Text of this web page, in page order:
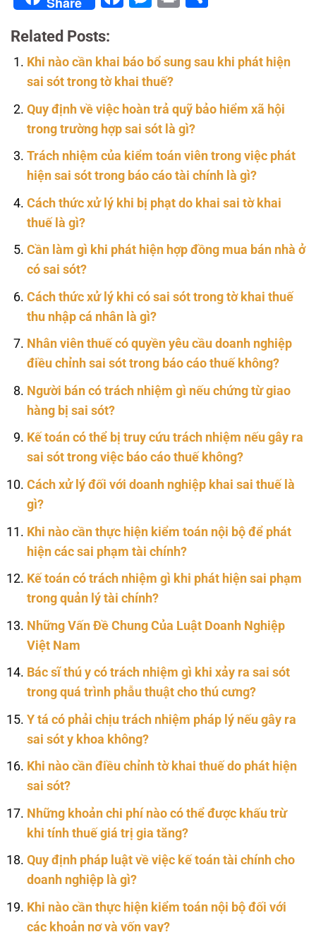
Related Posts:
Khi nào cần khai báo bổ sung sau khi phát hiện
sai sót trong tờ khai thuế?
Quy định về việc hoàn trả quỹ bảo hiểm xã hội
trong trường hợp sai sót là gì?
Trách nhiệm của kiểm toán viên trong việc phát
hiện sai sót trong báo cáo tài chính là gì?
Cách thức xử lý khi bị phạt do khai sai tờ khai
thuế là gì?
Cần làm gì khi phát hiện hợp đồng mua bán nhà ở
có sai sót?
Cách thức xử lý khi có sai sót trong tờ khai thuế
thu nhập cá nhân là gì?
Nhân viên thuế có quyền yêu cầu doanh nghiệp
điều chỉnh sai sót trong báo cáo thuế không?
Người bán có trách nhiệm gì nếu chứng từ giao
hàng bị sai sót?
Kế toán có thể bị truy cứu trách nhiệm nếu gây ra
sai sót trong việc báo cáo thuế không?
Cách xử lý đối với doanh nghiệp khai sai thuế là
gì?
Khi nào cần thực hiện kiểm toán nội bộ để phát
hiện các sai phạm tài chính?
Kế toán có trách nhiệm gì khi phát hiện sai phạm
trong quản lý tài chính?
Những Vấn Đề Chung Của Luật Doanh Nghiệp
Việt Nam
Bác sĩ thú y có trách nhiệm gì khi xảy ra sai sót
trong quá trình phẫu thuật cho thú cưng?
Y tá có phải chịu trách nhiệm pháp lý nếu gây ra
sai sót y khoa không?
Khi nào cần điều chỉnh tờ khai thuế do phát hiện
sai sót?
Những khoản chi phí nào có thể được khấu trừ
khi tính thuế giá trị gia tăng?
Quy định pháp luật về việc kế toán tài chính cho
doanh nghiệp là gì?
Khi nào cần thực hiện kiểm toán nội bộ đối với
các khoản nợ và vốn vay?